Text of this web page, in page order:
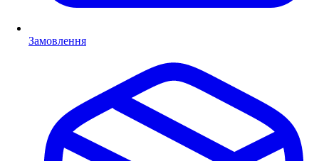
Замовлення